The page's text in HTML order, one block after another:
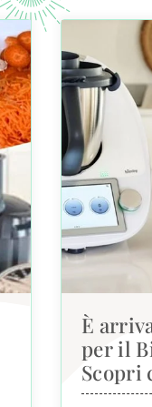
È
per il
Scopri